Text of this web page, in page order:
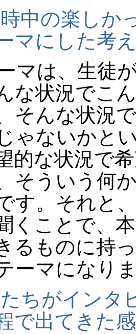
時中の楽しか
マにした考
マは、生徒
な状況でこ
そんな状況
ゃないかと
的な状況で
そういう何
す。それと
くことで、
るものに持
ーマになり
ちがインタ
で出てきた